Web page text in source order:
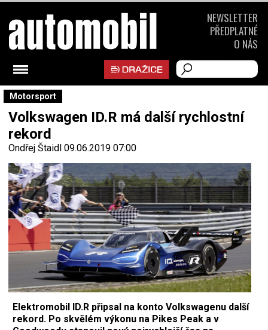
Motorsport
Volkswagen ID.R má další rychlostní
rekord
Ondřej Štaidl 09.06.2019 07:00
Elektromobil ID.R připsal na konto Volkswagenu další
rekord. Po skvělém výkonu na Pikes Peak a v
NEWSLETTER
PŘEDPLATNÉ
O NÁS